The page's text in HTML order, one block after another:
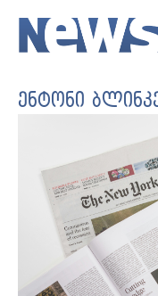
ენტონი